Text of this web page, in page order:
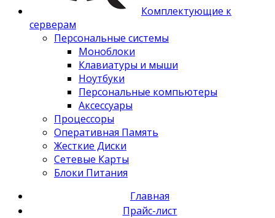
Комплектующие к
серверам
Персональные системы
Моноблоки
Клавиатуры и мыши
Ноутбуки
Персональные компьютеры
Аксессуары
Процессоры
Оперативная Память
Жесткие Диски
Сетевые Карты
Блоки Питания
Главная
Прайс-лист